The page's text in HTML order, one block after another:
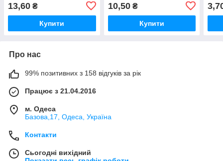
13,60 ₴
Купити
10,50₴
Купити
Про нас
99% позитивних з 158 відгуків за рік
Працює з 21.04.2016
м. Одеса
Базова,17, Одеса, Україна
Контакти
Сьогодні вихідний